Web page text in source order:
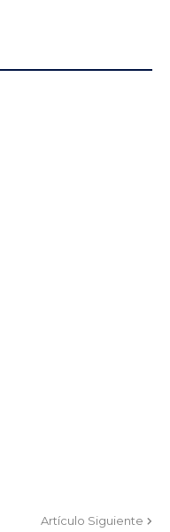
Artículo Siguiente